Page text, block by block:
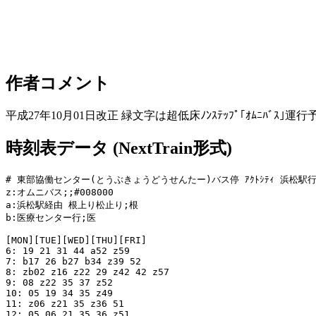
作者コメント
平成27年10月01日改正 緑文字は超低床ﾉﾝｽﾃｯﾌﾟ｢ｵﾑﾆﾊﾞｽ｣運行
時刻表データ (NextTrain形式)
# 東部協働センター(とうぶきょうどうせんたー)バス停 ｱｸﾄｼﾃｨ 浜松駅行
z:オムニバス;;#008000
a:浜松駅経由 根上り松止り;根
b:医療センター行;医
[MON][TUE][WED][THU][FRI]
6: 19 21 31 44 a52 z59
7: b17 26 b27 b34 z39 52
8: zb02 z16 z22 29 z42 42 z57
9: 08 z22 35 37 z52
10: 05 19 34 35 z49
11: z06 z21 35 z36 51